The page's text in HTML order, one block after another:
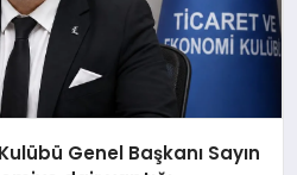
Genel Başkanı Sayın